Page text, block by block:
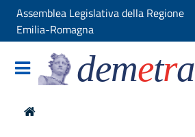
Assemblea Legislativa della Regione
Emilia-Romagna
demetra